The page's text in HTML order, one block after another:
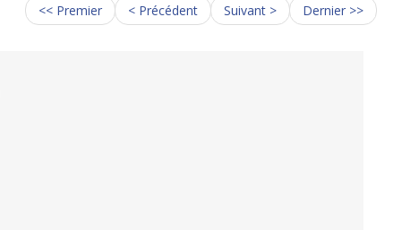
<< Premier < Précédent Suivant > Dernier >>